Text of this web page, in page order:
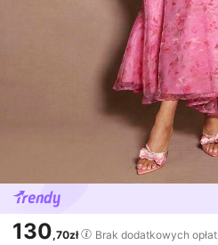
130,70zł
Brak dodatkowych opłat